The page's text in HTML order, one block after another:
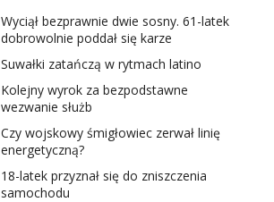
Wyciął bezprawnie dwie sosny. 61-latek
dobrowolnie poddał się karze
Suwałki zatańczą w rytmach latino
Kolejny wyrok za bezpodstawne
wezwanie służb
Czy wojskowy śmigłowiec zerwał linię
energetyczną?
18-latek przyznał się do zniszczenia
samochodu